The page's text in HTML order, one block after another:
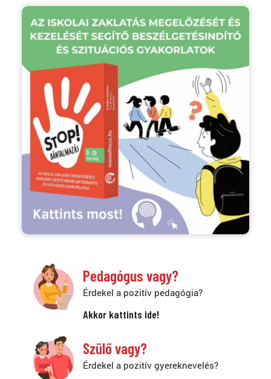
Pedagógus vagy?
Érdekel a pozitív pedagógia?
Akkor kattints ide!
Szülő vagy?
Érdekel a pozitív gyereknevelés?